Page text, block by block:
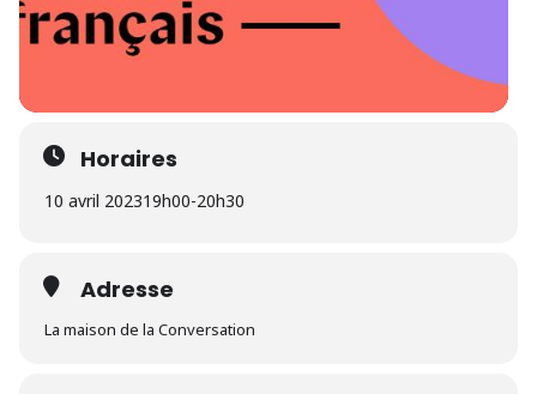
Horaires
10 avril 202319h00-20h30
Adresse
La maison de la Conversation